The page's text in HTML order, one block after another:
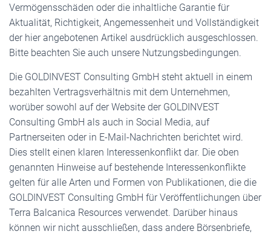
Vermögensschäden oder die inhaltliche Garantie für
Aktualität, Richtigkeit, Angemessenheit und Vollständigkeit
der hier angebotenen Artikel ausdrücklich ausgeschlossen.
Bitte beachten Sie auch unsere Nutzungsbedingungen.
Die GOLDINVEST Consulting GmbH steht aktuell in einem
bezahlten Vertragsverhältnis mit dem Unternehmen,
worüber sowohl auf der Website der GOLDINVEST
Consulting GmbH als auch in Social Media, auf
Partnerseiten oder in E-Mail-Nachrichten berichtet wird.
Dies stellt einen klaren Interessenkonflikt dar. Die oben
genannten Hinweise auf bestehende Interessenkonflikte
gelten für alle Arten und Formen von Publikationen, die die
GOLDINVEST Consulting GmbH für Veröffentlichungen über
Terra Balcanica Resources verwendet. Darüber hinaus
können wir nicht ausschließen, dass andere Börsenbriefe,